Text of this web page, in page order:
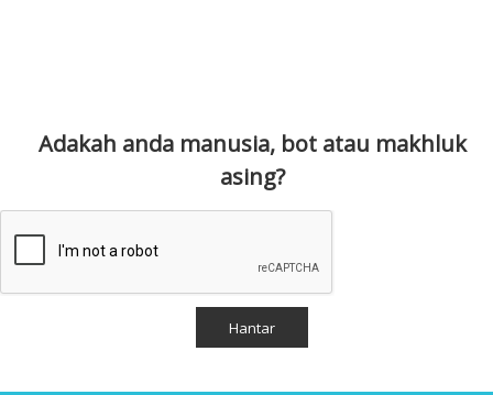
Adakah anda manusia, bot atau makhluk
asing?